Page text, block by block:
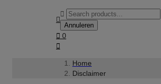


Annuleren
 0

Home
Disclaimer